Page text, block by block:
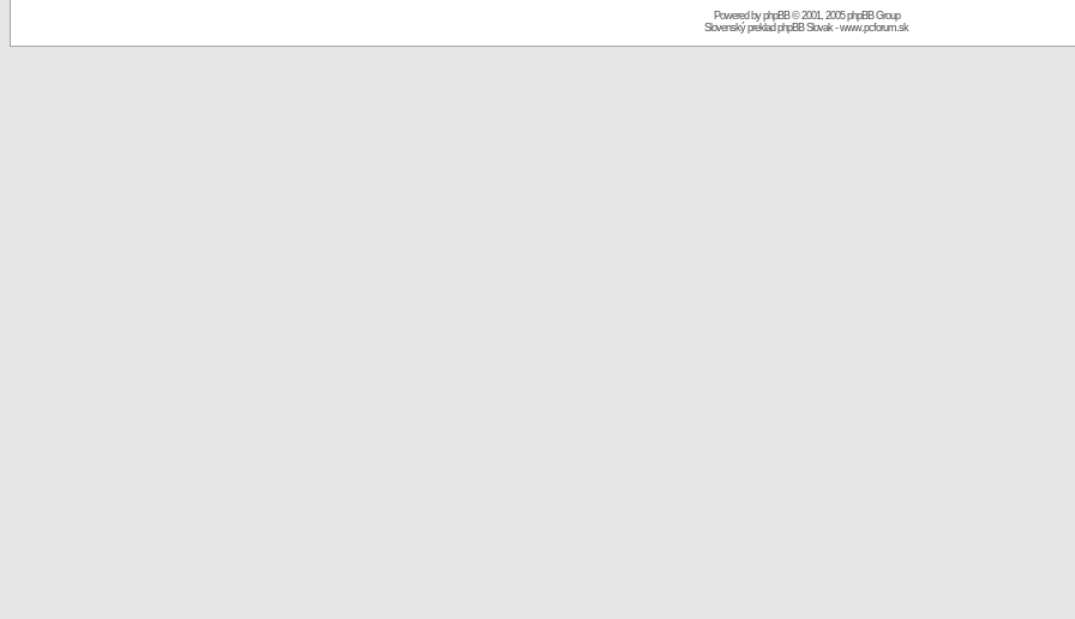
Powered byphpBB© 2001, 2005 phpBB Group
Slovenský preklad phpBB Slovak-www.pcforum.sk